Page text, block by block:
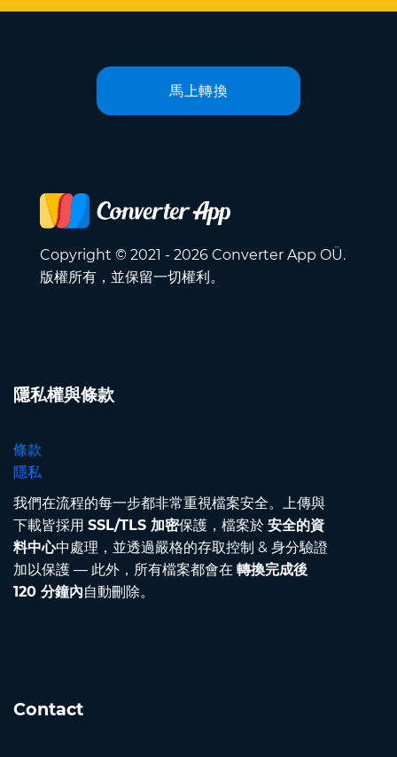
馬上轉換
Copyright © 2021 - 2026 Converter App OÜ.
版權所有，並保留一切權利。
隱私權與條款
條款
隱私
我們在流程的每一步都非常重視檔案安全。上傳與
下載皆採用 SSL/TLS 加密保護，檔案於 安全的資
料中心中處理，並透過嚴格的存取控制 & 身分驗證
加以保護 — 此外，所有檔案都會在 轉換完成後
120 分鐘內自動刪除。
Contact